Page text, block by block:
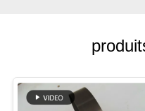
SITE